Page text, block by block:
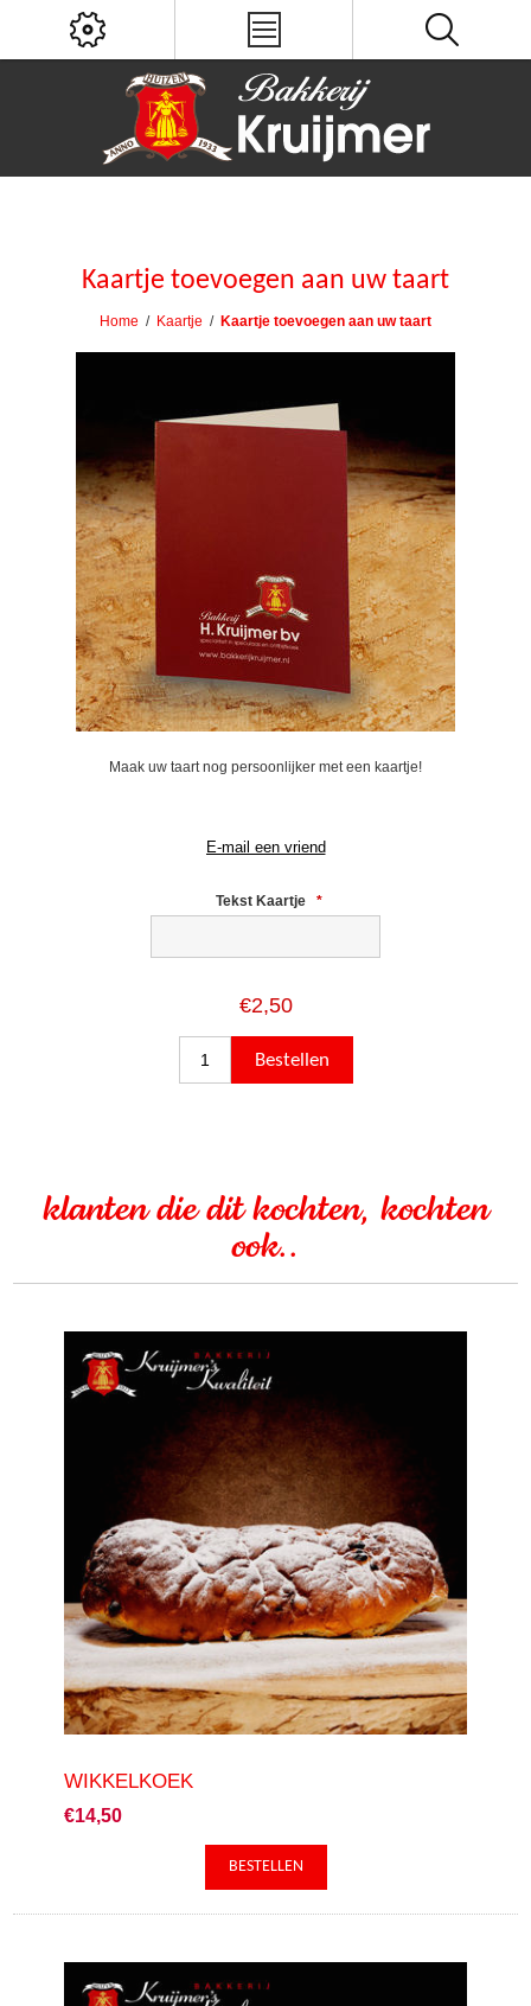
Kaartje toevoegen aan uw taart
Home / Kaartje / Kaartje toevoegen aan uw taart
Maak uw taart nog persoonlijker met een kaartje!
Tekst Kaartje *
€2,50
klanten die dit kochten, kochten
ook..
WIKKELKOEK
€14,50